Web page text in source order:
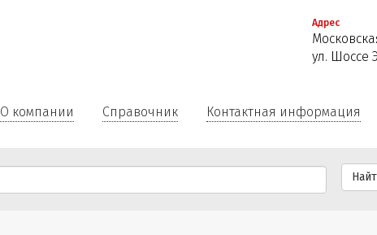
Адрес
ул. Шоссе
О компании Справочник Контактная информация